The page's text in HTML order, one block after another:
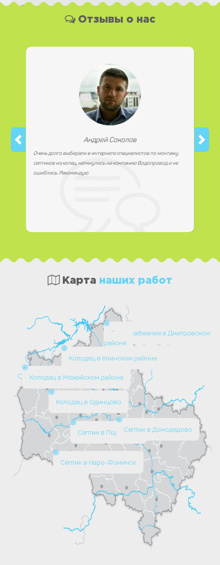
Вы можете оплатить наши услуги и необходимые
работаем с юридическими лицами.
Отзывы о нас
Андрей Соколов
Очень долго выбирали в интернете специалистов по монтажу
септиков из колец, наткнулись на компанию Водопровод и не
ошиблись. Рекомендую
Карта наших работ
Колодец в Одинцово
Септик в Подольске
Септик в Наро-Фоминск
Колодец в Клинском районе
Колодец в Можайском районе
Водоснабжение в Дмитровском
районе
Септик в Домодедово